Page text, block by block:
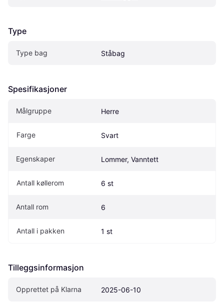
Type
Type bag Ståbag
Spesifikasjoner
Målgruppe Herre
Farge Svart
Egenskaper Lommer, Vanntett
Antall køllerom 6 st
Antall rom 6
Antall i pakken 1 st
Tilleggsinformasjon
Opprettet på Klarna 2025-06-10